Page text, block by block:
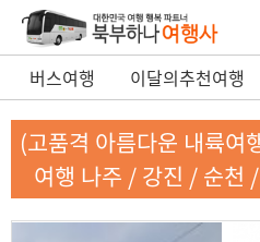
버스여행 이달의추천여행
(고품격 아름다운 내륙여
여행 나주 / 강진 / 순천